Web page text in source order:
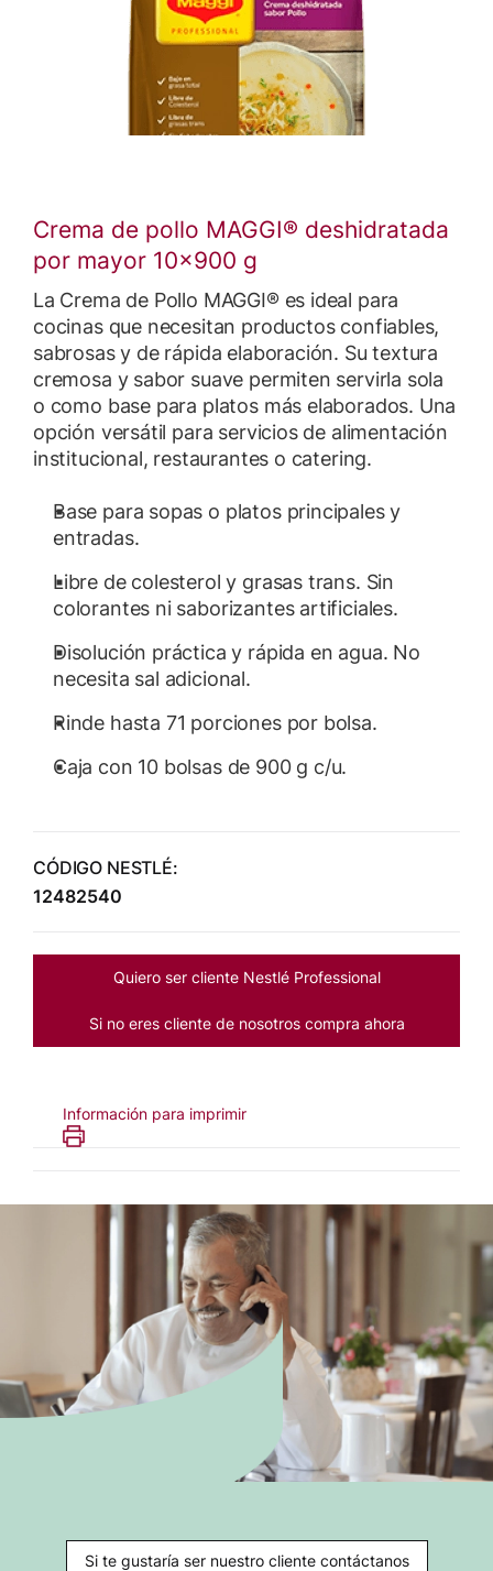
Crema de pollo MAGGI® deshidratada
por mayor 10x900 g
La Crema de Pollo MAGGI® es ideal para
cocinas que necesitan productos confiables,
sabrosas y de rápida elaboración. Su textura
cremosa y sabor suave permiten servirla sola
o como base para platos más elaborados. Una
opción versátil para servicios de alimentación
institucional, restaurantes o catering.
Base para sopas o platos principales y
entradas.
Libre de colesterol y grasas trans. Sin
colorantes ni saborizantes artificiales.
Disolución práctica y rápida en agua. No
necesita sal adicional.
Rinde hasta 71 porciones por bolsa.
Caja con 10 bolsas de 900 g c/u.
CÓDIGO NESTLÉ:
12482540
Quiero ser cliente Nestlé Professional
Si no eres cliente de nosotros compra ahora
Información para imprimir
Si te gustaría ser nuestro cliente contáctanos